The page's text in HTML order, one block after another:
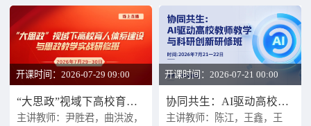
开课时间：2026-07-29 09:00
“大思政”视域下高校育人体系建设与思政教学实战研修班
主讲教师：尹胜君，曲洪波，
开课时间：2026-07-21 00:00
协同共生：AI驱动高校教师教学与科研创新研修班
主讲教师：陈江，王鑫，王